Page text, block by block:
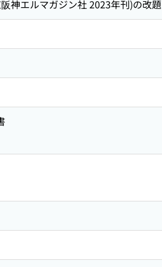
神エルマガジン社 2023年刊)の改題